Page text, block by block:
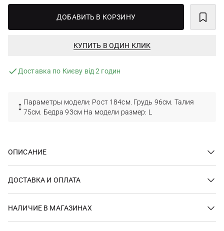
ДОБАВИТЬ В КОРЗИНУ
КУПИТЬ В ОДИН КЛИК
Доставка по Києву від 2 годин
Параметры модели: Рост 184см. Грудь 96см. Талия
75см. Бедра 93см На модели размер: L
ОПИСАНИЕ
ДОСТАВКА И ОПЛАТА
НАЛИЧИЕ В МАГАЗИНАХ